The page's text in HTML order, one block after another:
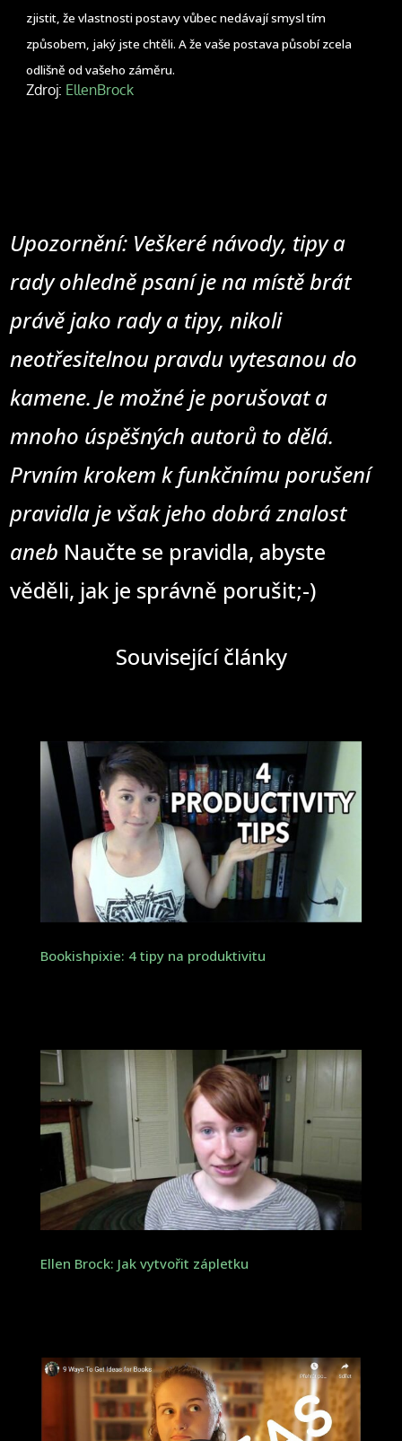
zjistit, že vlastnosti postavy vůbec nedávají smysl tím
způsobem, jaký jste chtěli. A že vaše postava působí zcela
odlišně od vašeho záměru.
Zdroj: EllenBrock
Upozornění: Veškeré návody, tipy a
rady ohledně psaní je na místě brát
právě jako rady a tipy, nikoli
neotřesitelnou pravdu vytesanou do
kamene. Je možné je porušovat a
mnoho úspěšných autorů to dělá.
Prvním krokem k funkčnímu porušení
pravidla je však jeho dobrá znalost
aneb Naučte se pravidla, abyste
věděli, jak je správně porušit;-)
Související články
Bookishpixie: 4 tipy na produktivitu
Ellen Brock: Jak vytvořit zápletku